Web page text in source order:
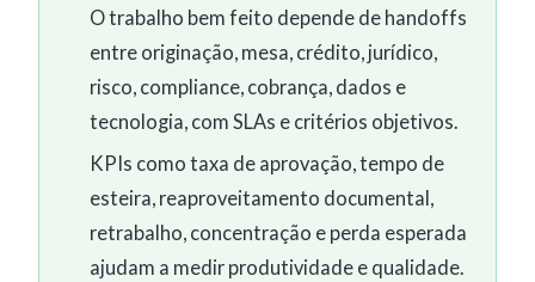
O trabalho bem feito depende de handoffs
entre originação, mesa, crédito, jurídico,
risco, compliance, cobrança, dados e
tecnologia, com SLAs e critérios objetivos.
KPIs como taxa de aprovação, tempo de
esteira, reaproveitamento documental,
retrabalho, concentração e perda esperada
ajudam a medir produtividade e qualidade.